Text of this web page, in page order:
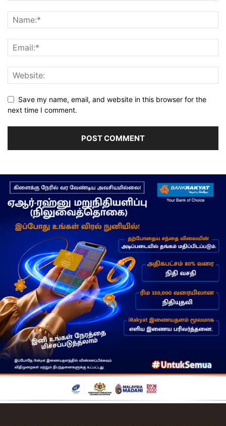
Save my name, email, and website in this browser for the
next time I comment.